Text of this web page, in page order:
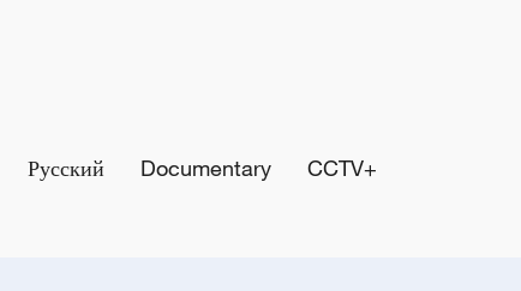
Русский Documentary CCTV+